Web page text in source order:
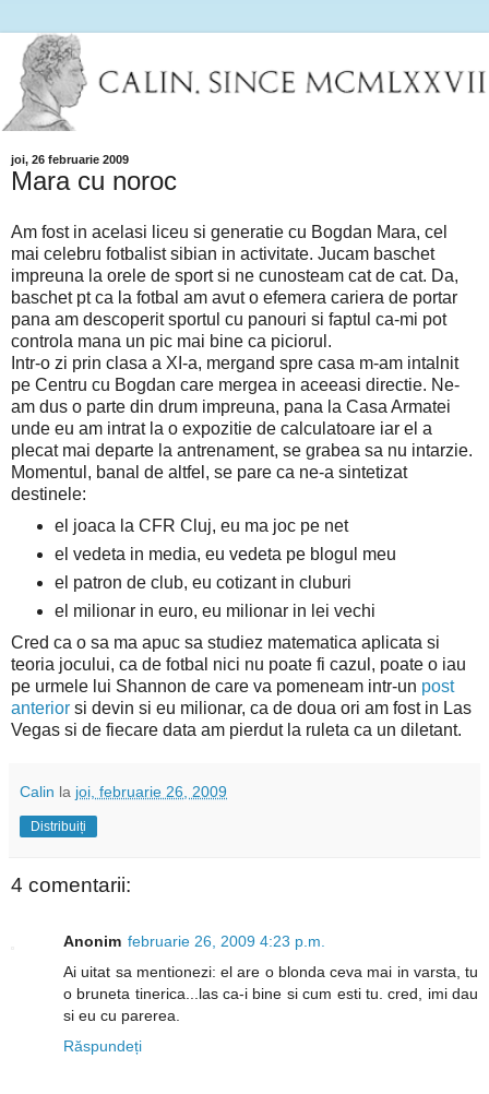
joi, 26 februarie 2009
Mara cu noroc
Am fost in acelasi liceu si generatie cu Bogdan Mara, cel
mai celebru fotbalist sibian in activitate. Jucam baschet
impreuna la orele de sport si ne cunosteam cat de cat. Da,
baschet pt ca la fotbal am avut o efemera cariera de portar
pana am descoperit sportul cu panouri si faptul ca-mi pot
controla mana un pic mai bine ca piciorul.
Intr-o zi prin clasa a XI-a, mergand spre casa m-am intalnit
pe Centru cu Bogdan care mergea in aceeasi directie. Ne-
am dus o parte din drum impreuna, pana la Casa Armatei
unde eu am intrat la o expozitie de calculatoare iar el a
plecat mai departe la antrenament, se grabea sa nu intarzie.
Momentul, banal de altfel, se pare ca ne-a sintetizat
destinele:
el joaca la CFR Cluj, eu ma joc pe net
el vedeta in media, eu vedeta pe blogul meu
el patron de club, eu cotizant in cluburi
el milionar in euro, eu milionar in lei vechi
Cred ca o sa ma apuc sa studiez matematica aplicata si
teoria jocului, ca de fotbal nici nu poate fi cazul, poate o iau
pe urmele lui Shannon de care va pomeneam intr-un post
anterior si devin si eu milionar, ca de doua ori am fost in Las
Vegas si de fiecare data am pierdut la ruleta ca un diletant.
Calin la joi, februarie 26, 2009
Distribuiți
4 comentarii:
Anonim februarie 26, 2009 4:23 p.m.
Ai uitat sa mentionezi: el are o blonda ceva mai in varsta, tu
o bruneta tinerica...las ca-i bine si cum esti tu. cred, imi dau
si eu cu parerea.
Răspundeți